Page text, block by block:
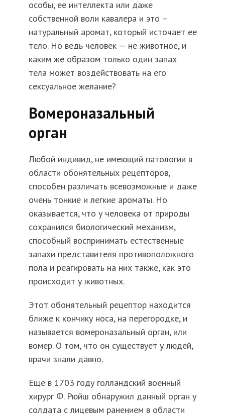
особы, ее интеллекта или даже
собственной воли кавалера и это –
натуральный аромат, который источает ее
тело. Но ведь человек — не животное, и
каким же образом только один запах
тела может воздействовать на его
сексуальное желание?
Вомероназальный
орган
Любой индивид, не имеющий патологии в
области обонятельных рецепторов,
способен различать всевозможные и даже
очень тонкие и легкие ароматы. Но
оказывается, что у человека от природы
сохранился биологический механизм,
способный воспринимать естественные
запахи представителя противоположного
пола и реагировать на них также, как это
происходит у животных.
Этот обонятельный рецептор находится
ближе к кончику носа, на перегородке, и
называется вомероназальный орган, или
вомер. О том, что он существует у людей,
врачи знали давно.
Еще в 1703 году голландский военный
хирург Ф. Рюйш обнаружил данный орган у
солдата с лицевым ранением в области